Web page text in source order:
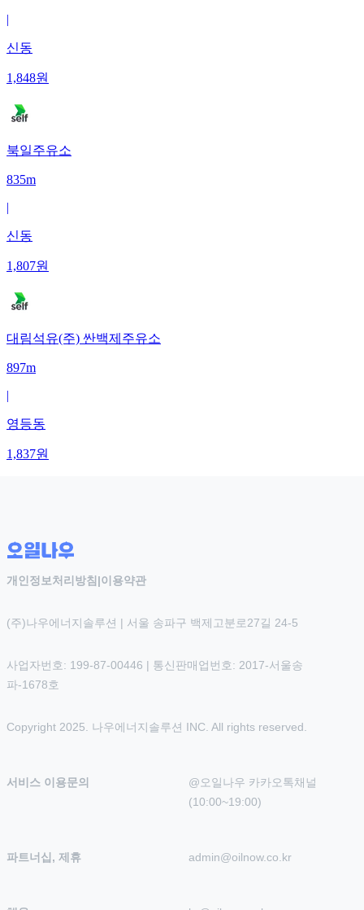
|
신동
1,848원
북일주유소
835m
|
신동
1,807원
대림석유(주) 싼백제주유소
897m
|
영등동
1,837원
개인정보처리방침 |이용약관
(주)나우에너지솔루션 | 서울 송파구 백제고분로27길 24-5
사업자번호: 199-87-00446 | 통신판매업번호: 2017-서울송
파-1678호
Copyright 2025. 나우에너지솔루션 INC. All rights reserved.
서비스 이용문의
@오일나우 카카오톡채널
(10:00~19:00)
파트너십, 제휴 admin@oilnow.co.kr